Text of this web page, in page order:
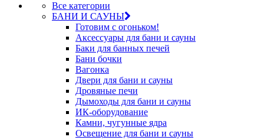
Все категории
БАНИ И САУНЫ
Готовим с огоньком!
Аксессуары для бани и сауны
Баки для банных печей
Бани бочки
Вагонка
Двери для бани и сауны
Дровяные печи
Дымоходы для бани и сауны
ИК-оборудование
Камни, чугунные ядра
Освещение для бани и сауны